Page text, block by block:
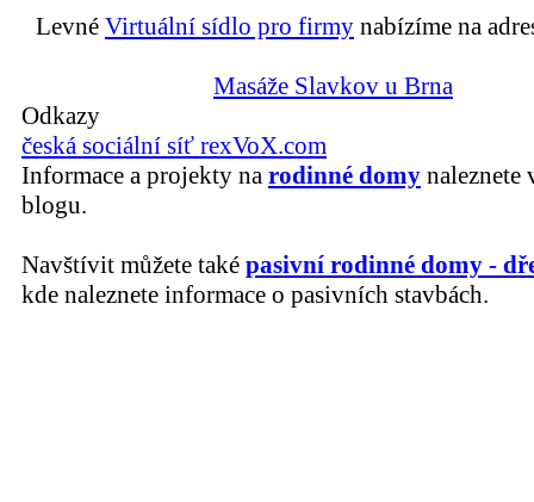
Levné Virtuální sídlo pro firmy nabízíme na
Masáže Slavkov u Brna
Odkazy
česká sociální síť rexVoX.com
Informace a projekty na rodinné domy naleznete
blogu.
Navštívit můžete také pasivní rodinné domy -
kde naleznete informace o pasivních stavbách.